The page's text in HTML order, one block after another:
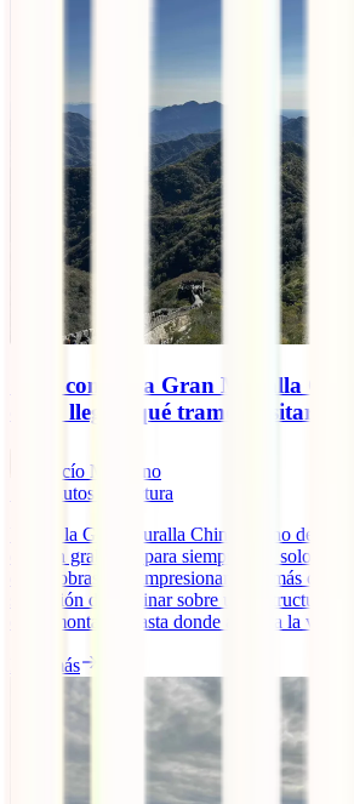
Guía completa Gran Muralla
cómo llegar, qué tramos visitar
Rocío Manzano
minutos de lectura
Visitar la Gran Muralla China es uno de esos
quedan grabados para siempre. No solo por
de las obras más impresionantes jamás
sensación de caminar sobre una estructura
entre montañas hasta donde alcanza la vista.
Leer más